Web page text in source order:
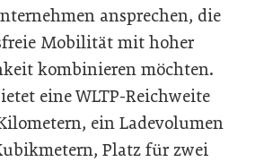
ansprechen, die
Mobilität mit hoher
kombinieren möchten.
eine WLTP-Reichweite
ein Ladevolumen
Platz für zwei